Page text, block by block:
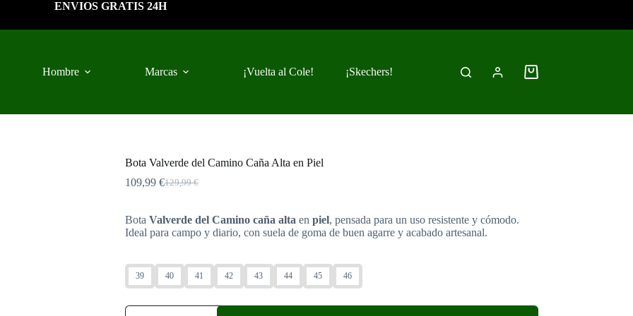
ENVIOS GRATIS 24H
Hombre Marcas ¡Vuelta al Cole! ¡Skechers!
Carro
Bota Valverde del Camino Caña Alta en Piel
129,99€
El
original
era:
129,99 €.
109,99 €El
actual
es:
109,99 €.
Bota Valverde del Camino caña alta en piel, pensada para un uso resistente y cómodo.
Ideal para campo y diario, con suela de goma de buen agarre y acabado artesanal.
39 40 41 42 43 44 45 46
Bota